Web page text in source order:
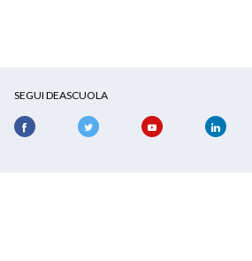
SEGUI DEASCUOLA